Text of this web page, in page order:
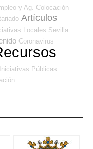
y Ag. Colocación
Artículos
Locales Sevilla
Coronavirus
Iniciativas Públicas